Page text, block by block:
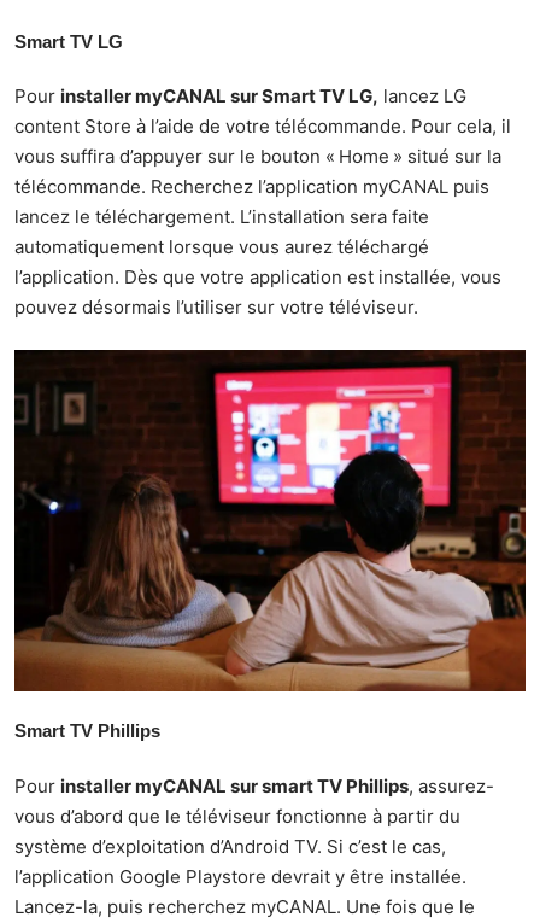
Smart TV LG
Pour installer myCANAL sur Smart TV LG, lancez LG
content Store à l’aide de votre télécommande. Pour cela, il
vous suffira d’appuyer sur le bouton « Home » situé sur la
télécommande. Recherchez l’application myCANAL puis
lancez le téléchargement. L’installation sera faite
automatiquement lorsque vous aurez téléchargé
l’application. Dès que votre application est installée, vous
pouvez désormais l’utiliser sur votre téléviseur.
Smart TV Phillips
Pour installer myCANAL sur smart TV Phillips, assurez-
vous d’abord que le téléviseur fonctionne à partir du
système d’exploitation d’Android TV. Si c’est le cas,
l’application Google Playstore devrait y être installée.
Lancez-la, puis recherchez myCANAL. Une fois que le